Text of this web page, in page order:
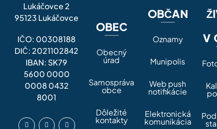
Lukáčovce 2
95123 Lukáčovce
IČO: 00308188
DIČ: 2021102842
IBAN: SK79
5600 0000
0008 0432
8001
OBEC
Obecný
úrad
Samospráva
obce
Dôležité
kontakty
OBČAN
Oznamy
Munipolis
Web push
notifikácie
Elektronická
komunikácia
V